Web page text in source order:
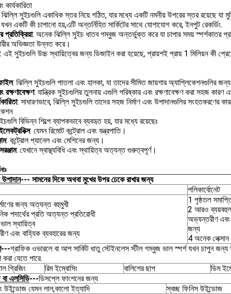
কার্যকারিতা
সুইচগুলি একাধিক স্তর নিয়ে গঠিত, যার মধ্যে একটি নমনীয় উপরের স্তর রয়েছে যা
একটি কী চাপানো হয়,এটি অন্তর্নিহিত সার্কিটের সাথে যোগাযোগ করে, ইনপুট রেকর্ডিং.
প্রতিক্রিয়া: অনেক ঝিল্লি সুইচ ধাতব গম্বুজ অন্তর্ভুক্ত করে যা চাপার সময় স্পর্শকাতর
অভিজ্ঞতা উন্নত করে।
: এই সুইচগুলি উচ্চ স্থায়িত্বের জন্য ডিজাইন করা হয়েছে, প্রায়শই প্রায় 1 মিলিয়ন কী
: ঝিল্লি সুইচগুলি পাতলা এবং হালকা, যা তাদের সীমিত জায়গার অ্যাপ্লিকেশনগুলির
রক্ষণাবেক্ষণ: যান্ত্রিক সুইচগুলির তুলনায় এগুলি পরিষ্কার এবং রক্ষণাবেক্ষণ করা সহজ
: সাধারণভাবে, ঝিল্লি সুইচগুলি তাদের সহজ নির্মাণ এবং উপাদানগুলির সংহতকরণের
বিভিন্ন শিল্পে ব্যাপকভাবে ব্যবহৃত হয়, যার মধ্যে রয়েছেঃ
: যেমন রিমোট কন্ট্রোল এবং যন্ত্রপাতি।
: কন্ট্রোল প্যানেল এবং মেশিনের জন্য।
: যেখানে স্বাস্থ্যবিধি এবং স্থায়িত্ব অত্যন্ত গুরুত্বপূর্ণ।
--- সামনের দিকে অথবা মুখের উপর ঢেকে রাখার জন্য
পলিকার্বোনেট
জন্য অত্যন্ত বহুমুখী
পদার্থের প্রতি অত্যন্ত প্রতিরোধী
স্থায়িত্ব
এবং বাহ্যিক ব্যবহারের জন্য
1 পৃষ্ঠতল
2 আরও ব্যয়বহুল
অভ্যন্তরীণ এবং
জন্য
4 অনেক লেক্সান
---গ্রাফিক ওভারলে বা আপ সার্কিট ধাতু স্টেইনলেস স্টীল গম্বুজ ভাল স্পর্শ যখন চাপুন
করা যেতে পারে.
গ্রিজিং
রিম ইম্বোসিং বালিশের ছাপ
ডিম
এলসিডি---ডিসপ্লে ফাংশনের জন্য
উইন্ডোজ যেমন লাল,কালো ইত্যাদি
স্বচ্ছ ফিনিস উইন্ডোজ